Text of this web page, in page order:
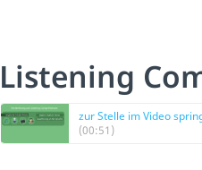
Listening
zur Stelle im Video
(00:51)